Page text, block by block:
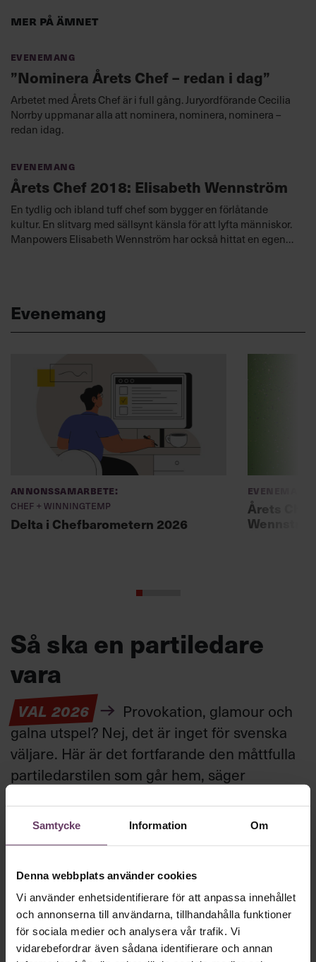
Samtycke Information Om
Denna webbplats använder cookies
Vi använder enhetsidentifierare för att anpassa innehållet
och annonserna till användarna, tillhandahålla funktioner
för sociala medier och analysera vår trafik. Vi
vidarebefordrar även sådana identifierare och annan
Mer på ämnet
Evenemang
”Nominera Årets Chef – redan i dag”
Arbetet med Årets Chef är i full gång. Juryordförande Cecilia
Norrby uppmanar alla att nominera, nominera, nominera –
redan idag.
Evenemang
Årets Chef 2018: Elisabeth Wennström
En tydlig och ibland tuff chef som bygger en förlåtande
kultur. En slitvarg med sällsynt känsla för att lyfta människor.
Manpowers Elisabeth Wennström har också hittat en egen
Evenemang
Annonssamarbete:
Chef + Winningtemp
Delta i Chefbarometern 2026
Evenemang
Årets
Så ska en partiledare
vara
VAL 2026
Provokation, glamour och
galna utspel? Nej, det är inget för svenska
väljare. Här är det fortfarande den måttfulla
partiledarstilen som går hem, säger
tråkig partiledare i foträta skor, än en
känslomässig spelevink i högklackat.”
Text:Fredrik Kullberg
Publicerad2026-08-03